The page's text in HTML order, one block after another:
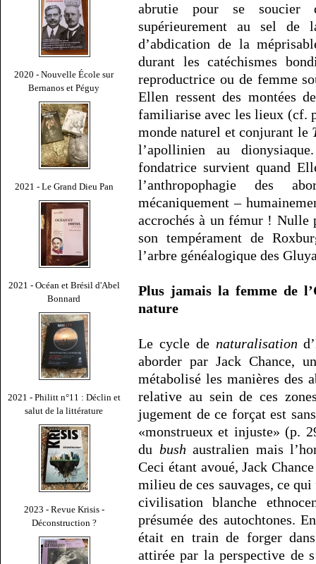
2020 - Nouvelle École sur
Bernanos et Péguy
2021 - Le Grand Dieu Pan
2021 - Océan et Brésil d'Abel
Bonnard
2021 - Philitt n°11 : Déclin et
salut de la littérature
2023 - Revue Krisis -
Déconstruction ?
abrutie pour se soucier
supérieurement au sel de
d’abdication de la
durant les catéchismes
reproductrice ou de femme
Ellen ressent des montées
familiarise avec les lieux (cf.
monde naturel et conjurant le
l’apollinien au
fondatrice survient quand
l’anthropophagie des
mécaniquement –
accrochés à un fémur ! Nulle
son tempérament de
l’arbre généalogique des
Plus jamais la femme de
nature
Le cycle de naturalisation
aborder par Jack Chance,
métabolisé les manières des
relative au sein de ces
jugement de ce forçat est
«monstrueux et injuste» (p.
du bush australien mais
Ceci étant avoué, Jack
milieu de ces sauvages, ce
civilisation blanche
présumée des autochtones.
était en train de forger
attirée par la perspective de